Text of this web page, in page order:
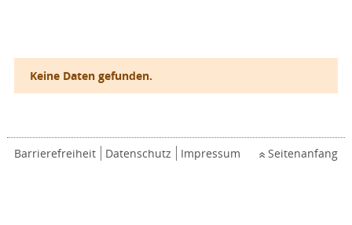
Keine Daten gefunden.
Barrierefreiheit Datenschutz Impressum Seitenanfang